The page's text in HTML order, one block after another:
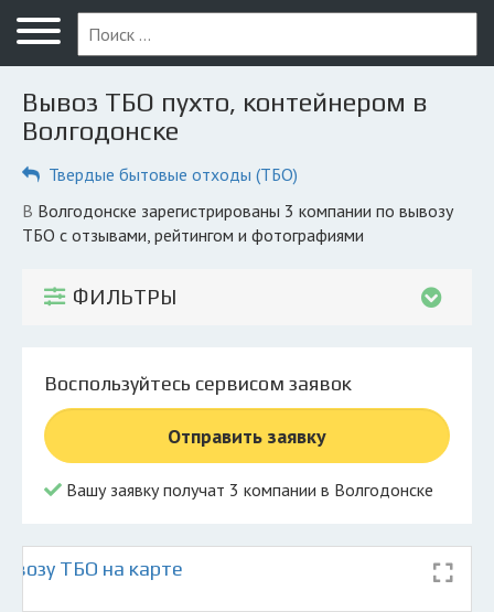
Меню
Главная
Вопрос юристу
Компании
Экоблог
© 2026 Все права защищены
Вывоз ТБО пухто, контейнером в
Волгодонске
Твердые бытовые отходы (ТБО)
в Волгодонске зарегистрированы 3 компании по вывозу
ТБО с отзывами, рейтингом и фотографиями
ФИЛЬТРЫ
Воспользуйтесь сервисом заявок
Отправить заявку
Вашу заявку получат 3 компании в Волгодонске
ТБО на карте